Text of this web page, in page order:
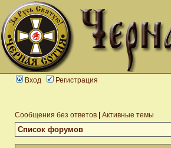
Вход Регистрация
Сообщения без ответов Активные темы
Список форумов